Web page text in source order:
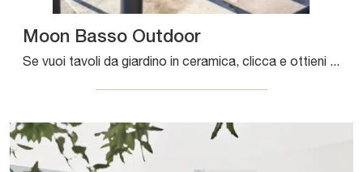
Moon Basso Outdoor
Se vuoi tavoli da giardino in ceramica, clicca e ottieni informazioni sul modello Moon Basso Outdoor dell'azienda Bontempi.